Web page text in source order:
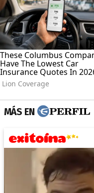
MÁS EN